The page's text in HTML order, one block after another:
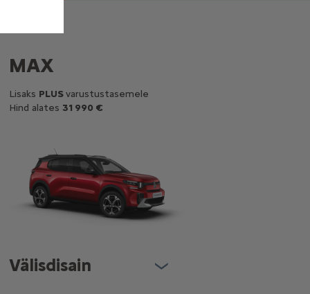
MAX
Lisaks PLUSvarustustasemele
Hind alates 31 990 €
Välisdisain